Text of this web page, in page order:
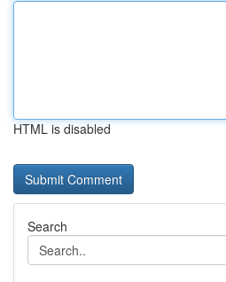
HTML is disabled
Search